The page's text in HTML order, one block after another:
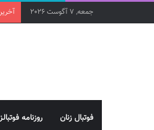
جمعه, 7 آگوست 2026
فوتبال زنان روزنامه فوتبالز